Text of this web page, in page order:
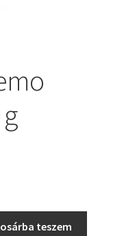
teszem